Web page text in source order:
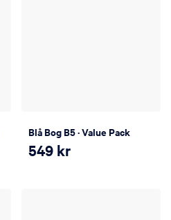
Blå Bog B5 · Value Pack
549 kr